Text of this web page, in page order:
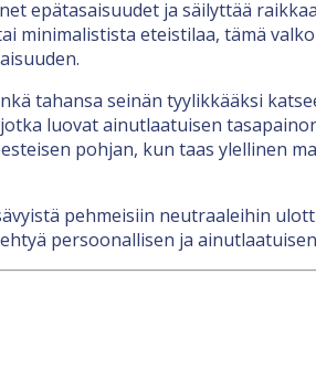
epätasaisuudet ja säilyttää
minimalistista eteistilaa, tämä
tahansa seinän tyylikkääksi
luovat ainutlaatuisen
pohjan, kun taas ylellinen
pehmeisiin neutraaleihin
persoonallisen ja